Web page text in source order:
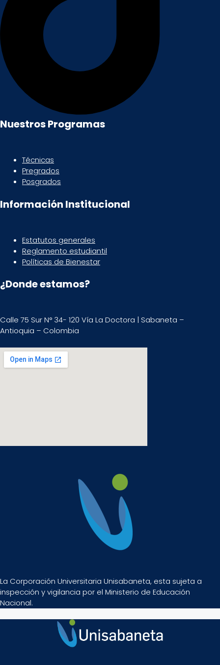
Nuestros Programas
Técnicas
Pregrados
Posgrados
Información Institucional
Estatutos generales
Reglamento estudiantil
Políticas de Bienestar
¿Donde estamos?
Calle 75 Sur N° 34- 120 Vía La Doctora | Sabaneta –
Antioquia – Colombia
La Corporación Universitaria Unisabaneta, esta sujeta a
inspección y vigilancia por el Ministerio de Educación
Nacional.